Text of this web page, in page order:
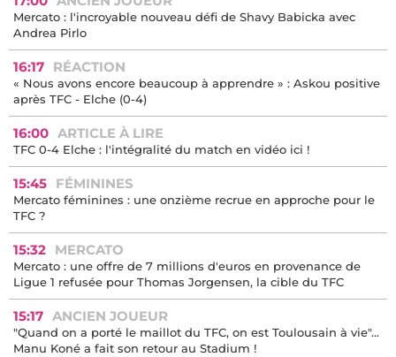
Mercato : l'incroyable nouveau défi de Shavy Babicka avec
Andrea Pirlo
16:17 RÉACTION
« Nous avons encore beaucoup à apprendre » : Askou positive
après TFC - Elche (0-4)
16:00 ARTICLE À LIRE
TFC 0-4 Elche : l'intégralité du match en vidéo ici !
15:45 FÉMININES
Mercato féminines : une onzième recrue en approche pour le
TFC ?
15:32 MERCATO
Mercato : une offre de 7 millions d'euros en provenance de
Ligue 1 refusée pour Thomas Jorgensen, la cible du TFC
15:17 ANCIEN JOUEUR
"Quand on a porté le maillot du TFC, on est Toulousain à vie"...
Manu Koné a fait son retour au Stadium !